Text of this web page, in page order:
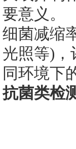
要意义。
细菌减缩
光照等)，
同环境下
抗菌类检